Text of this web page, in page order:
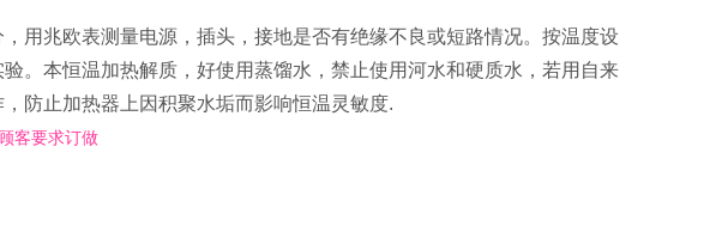
用兆欧表测量电源，插头，接地是否有绝缘不良或短路情况。按温度设
。本恒温加热解质，好使用蒸馏水，禁止使用河水和硬质水，若用自来
防止加热器上因积聚水垢而影响恒温灵敏度.
客要求订做